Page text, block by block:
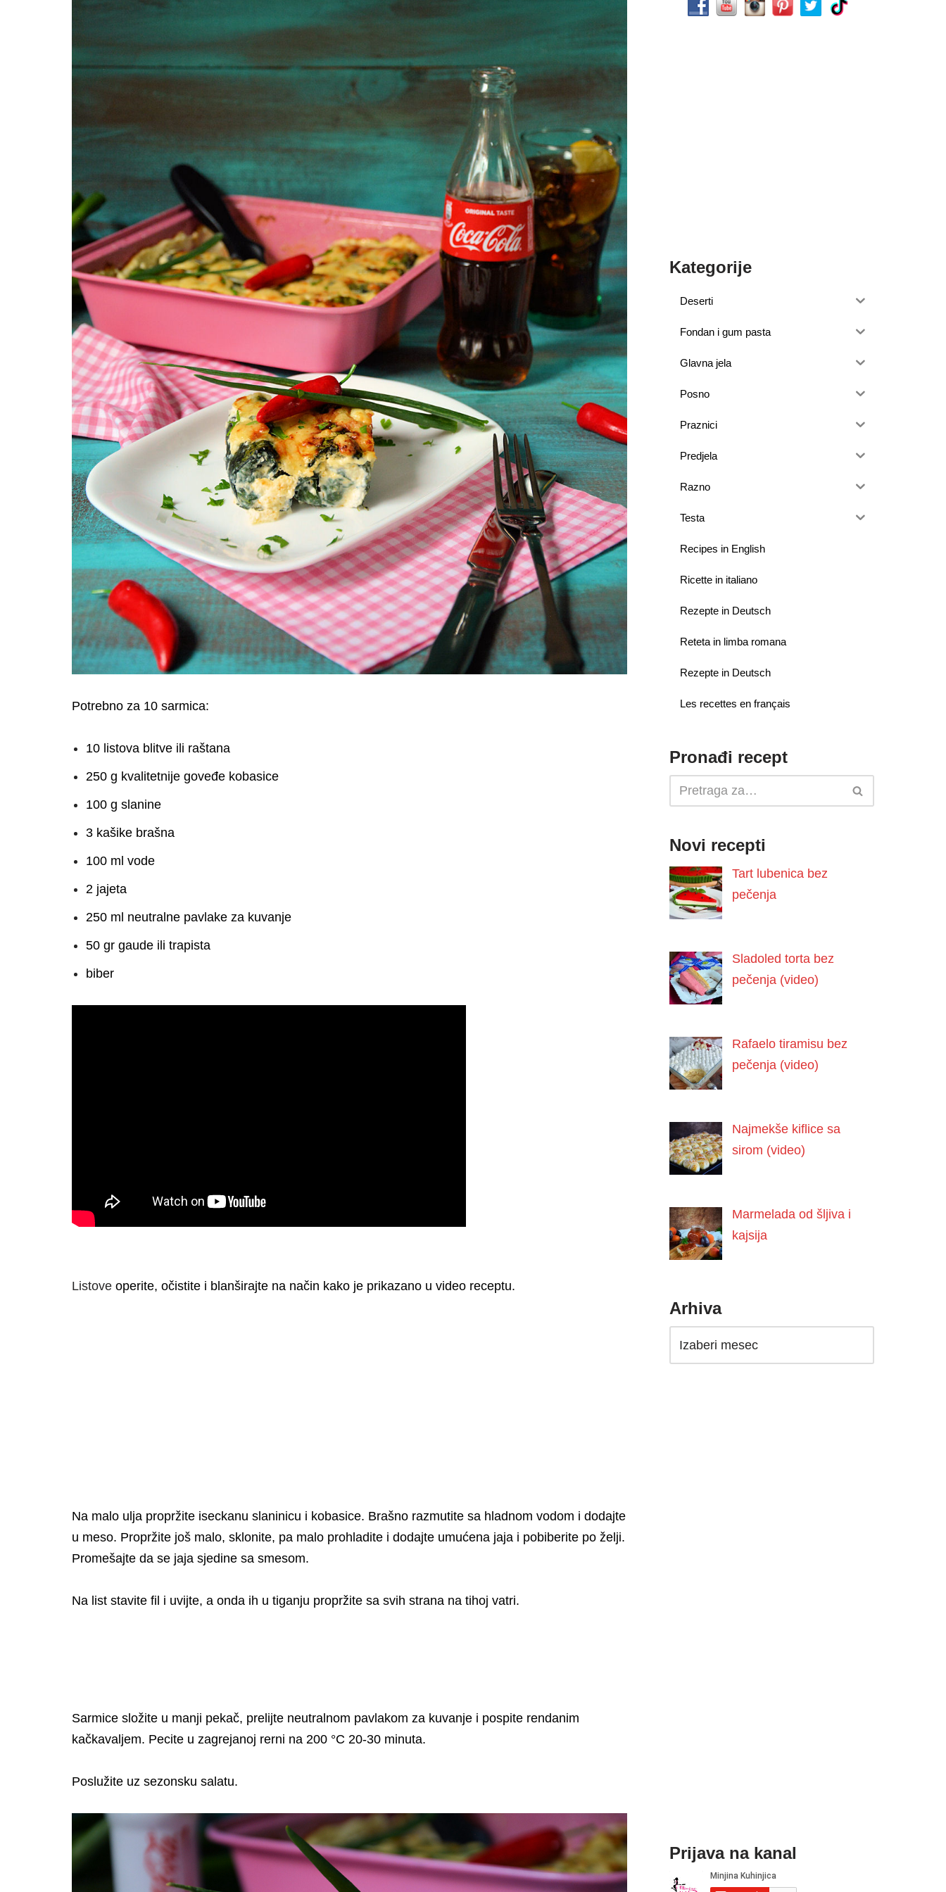
Potrebno za 10 sarmica:
10 listova blitve ili raštana
250 g kvalitetnije goveđe kobasice
100 g slanine
3 kašike brašna
100 ml vode
2 jajeta
250 ml neutralne pavlake za kuvanje
50 gr gaude ili trapista
biber
Listove operite, očistite i blanširajte na način kako je prikazano u video receptu.
Na malo ulja propržite iseckanu slaninicu i kobasice. Brašno razmutite sa hladnom vodom i dodajte
u meso. Propržite još malo, sklonite, pa malo prohladite i dodajte umućena jaja i pobiberite po želji.
Promešajte da se jaja sjedine sa smesom.
Na list stavite fil i uvijte, a onda ih u tiganju propržite sa svih strana na tihoj vatri.
Sarmice složite u manji pekač, prelijte neutralnom pavlakom za kuvanje i pospite rendanim
kačkavaljem. Pecite u zagrejanoj rerni na 200 °C 20-30 minuta.
Poslužite uz sezonsku salatu.
Kategorije
Deserti
Fondan i gum pasta
Glavna jela
Posno
Praznici
Predjela
Razno
Testa
Recipes in English
Ricette in italiano
Rezepte in Deutsch
Reteta in limba romana
Rezepte in Deutsch
Les recettes en français
Pronađi recept
Novi recepti
Tart lubenica bez
pečenja
Sladoled torta bez
pečenja (video)
Rafaelo tiramisu bez
pečenja (video)
Najmekše kiflice sa
sirom (video)
Marmelada od šljiva i
kajsija
Arhiva
Prijava na kanal